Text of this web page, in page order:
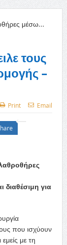
τους
–
Print Email
για
που ισχύουν
με τη